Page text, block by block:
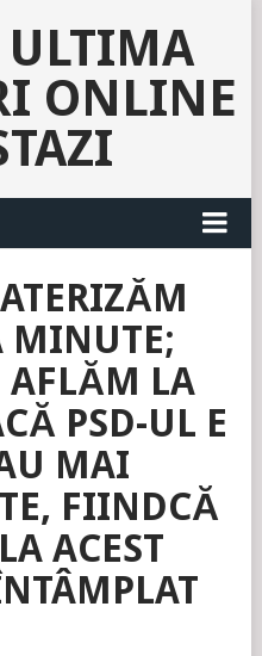
ULTIMA
ONLINE
MINUTE;
AFLĂM LA
PSD-UL E
MAI
FIINDCĂ
ACEST